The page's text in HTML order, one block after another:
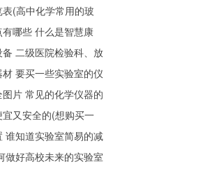
：分为过滤漏斗，用于不溶物与可溶物的
漏斗，向反应器中注入液体；分液漏斗，
滴加液体。 （2）使用方法：过滤漏斗，用
低，三接触。长颈漏斗，用于制取气体
止气体逸出。分液漏斗，凹槽或小孔的作
烧瓶：用于常压下蒸馏液体，也可作反应
；250ML；1000ML等多种。使用时
夹应垫石棉绳或橡皮管，通常以隔石棉网
支管上方瓶颈处。 3、 冷凝管；（1）用
（2）使用方法： 上口出水，下口入水使
蒸馏烧瓶连接使用，不能加热。 三、其他
干燥器；胶头滴管；集气瓶；等 1、 酒精
验室管理软件
(高中化学常用的玻
哪些 什么是智慧康
么做？
二级医院检验科、放
疗设备!详细点!
要买一些实验室的仪
哪儿买
片 常见的化学仪器的
又安全的(想购买一
器材，大概要多少
哪里有卖？那里的便
谁知道实验室简易的减
己制作一个简单的减
做好高校未来的实验室